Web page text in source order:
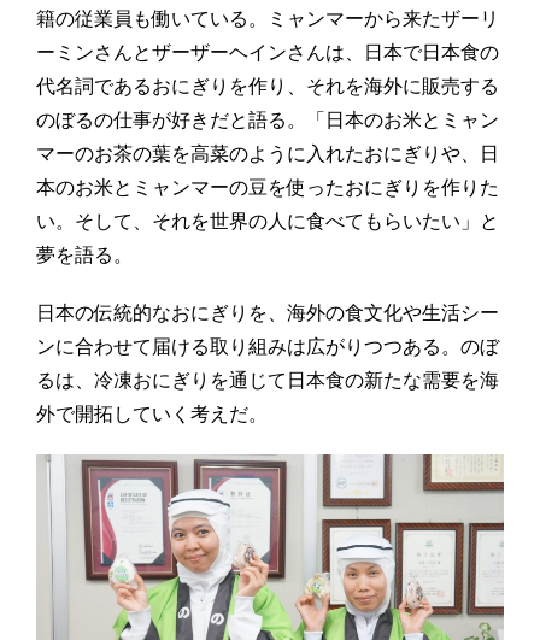
籍の従業員も働いている。ミャンマーから来たザーリ
ーミンさんとザーザーヘインさんは、日本で日本食の
代名詞であるおにぎりを作り、それを海外に販売する
のぼるの仕事が好きだと語る。「日本のお米とミャン
マーのお茶の葉を高菜のように入れたおにぎりや、日
本のお米とミャンマーの豆を使ったおにぎりを作りた
い。そして、それを世界の人に食べてもらいたい」と
夢を語る。
日本の伝統的なおにぎりを、海外の食文化や生活シー
ンに合わせて届ける取り組みは広がりつつある。のぼ
るは、冷凍おにぎりを通じて日本食の新たな需要を海
外で開拓していく考えだ。